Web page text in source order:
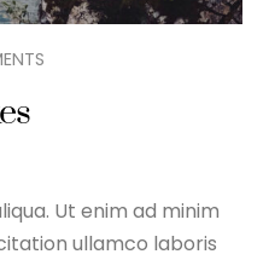
Ut enim ad minim
ullamco laboris